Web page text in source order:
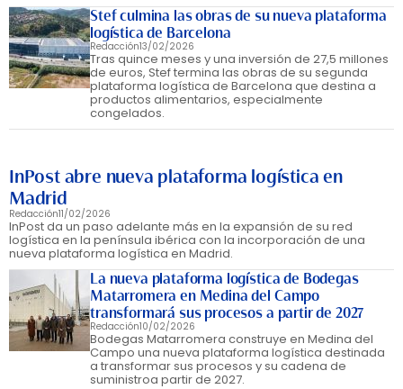
Stef culmina las obras de su nueva plataforma
logística de Barcelona
Redacción13/02/2026
Tras quince meses y una inversión de 27,5 millones
de euros, Stef termina las obras de su segunda
plataforma logística de Barcelona que destina a
productos alimentarios, especialmente
congelados.
InPost abre nueva plataforma logística en
Madrid
Redacción11/02/2026
InPost da un paso adelante más en la expansión de su red
logística en la península ibérica con la incorporación de una
nueva plataforma logística en Madrid.
La nueva plataforma logística de Bodegas
Matarromera en Medina del Campo
transformará sus procesos a partir de 2027
Redacción10/02/2026
Bodegas Matarromera construye en Medina del
Campo una nueva plataforma logística destinada
a transformar sus procesos y su cadena de
suministroa partir de 2027.